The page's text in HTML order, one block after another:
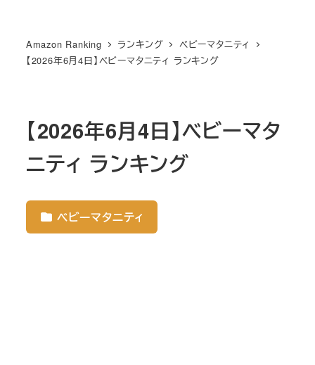
Amazon Ranking ランキング
ベビーマタニティ
【2026年6月4日】ベビーマタニティ ランキング
【2026年6月4日】ベビーマタ
ニティ ランキング
ベビーマタニティ